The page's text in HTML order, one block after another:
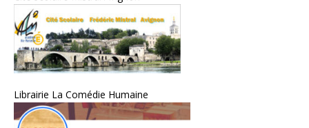
Librairie La Comédie Humaine